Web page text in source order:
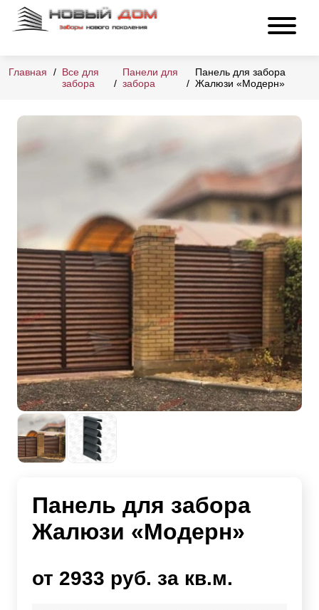
Главная
Все для
забора
Панели для
забора
Панель для забора
Жалюзи «Модерн»
Панель для забора
Жалюзи «Модерн»
от 2933 руб. за кв.м.